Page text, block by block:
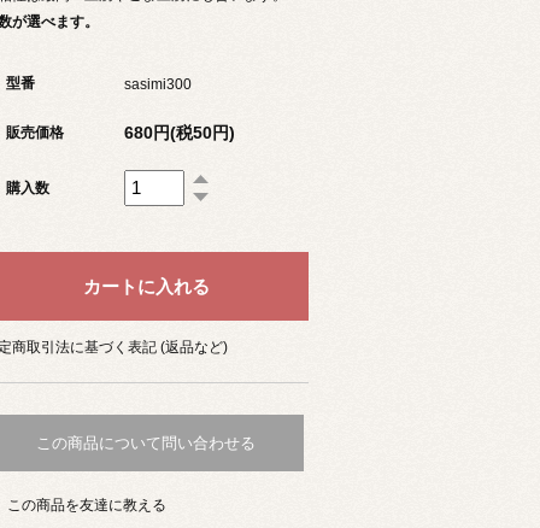
が選べます。
型番 sasimi300
販売価格 680円(税50円)
購入数
商取引法に基づく表記 (返品など)
この商品について問い合わせる
この商品を友達に教える